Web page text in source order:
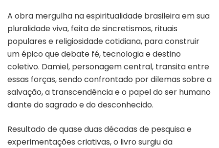
A obra mergulha na espiritualidade brasileira em sua
pluralidade viva, feita de sincretismos, rituais
populares e religiosidade cotidiana, para construir
um épico que debate fé, tecnologia e destino
coletivo. Damiel, personagem central, transita entre
essas forças, sendo confrontado por dilemas sobre a
salvação, a transcendência e o papel do ser humano
diante do sagrado e do desconhecido.
Resultado de quase duas décadas de pesquisa e
experimentações criativas, o livro surgiu da